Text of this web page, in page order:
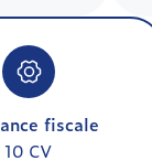
fiscale
10 CV